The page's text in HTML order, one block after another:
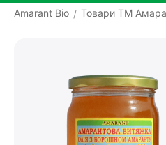
Amarant Bio / Товари ТМ